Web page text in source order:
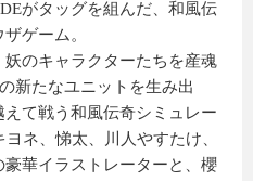
がタッグを組んだ、和風伝
ゲーム。
のキャラクターたちを産魂
新たなユニットを生み出
て戦う和風伝奇シミュレー
ネ、悌太、川人やすたけ、
華イラストレーターと、櫻